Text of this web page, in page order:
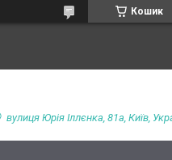
Кошик
вулиця Юрія Іллєнка, 81а, Київ,